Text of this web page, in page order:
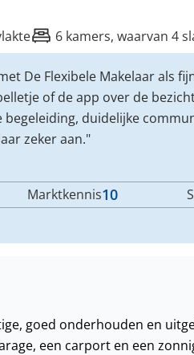
6 kamers, waarvan 4
De Flexibele Makelaar als
of de app over de
duidelijke
zeker aan."
Marktkennis10
goed onderhouden en
een carport en een